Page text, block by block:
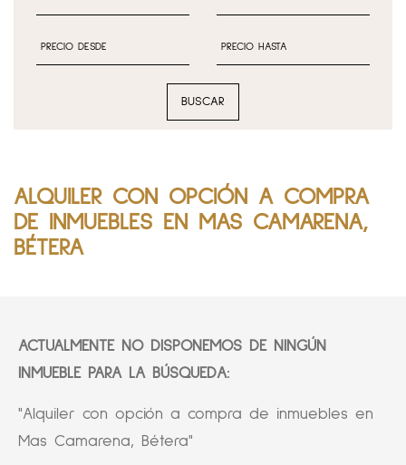
BUSCAR
ALQUILER CON OPCIÓN A COMPRA
DE INMUEBLES EN MAS CAMARENA,
BÉTERA
ACTUALMENTE NO DISPONEMOS DE NINGÚN
INMUEBLE PARA LA BÚSQUEDA:
"Alquiler con opción a compra de inmuebles en
Mas Camarena, Bétera"